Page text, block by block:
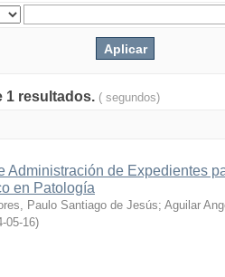
1 resultados. ( segundos)
Administración de Expedientes
en Patología
Paulo Santiago de Jesús; Aguilar
05-16)